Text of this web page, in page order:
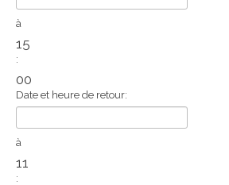
à
15
:
00
Date et heure de retour:
à
11
: